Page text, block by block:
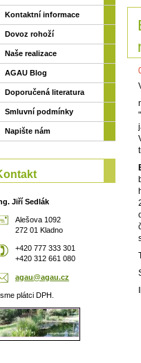
Kontaktní informace
Dovoz rohoží
Naše realizace
AGAU Blog
Doporučená literatura
Smluvní podmínky
Napište nám
Jiří Sedlák
Alešova 1092
272 01 Kladno
+420 777 333 301
+420 312 661 080
agau@agau.cz
plátci DPH.